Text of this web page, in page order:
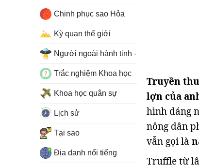
Truyền
lợn của
hình dáng
nông dân
vẫn gọi là
Truffle từ
Chinh phục sao Hỏa
Kỳ quan thế giới
Người ngoài hành tinh - UFO
Trắc nghiệm Khoa học
Khoa học quân sự
Lịch sử
Tại sao
Địa danh nổi tiếng